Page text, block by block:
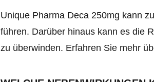
Unique Pharma Deca 250mg kann
führen. Darüber hinaus kann es die
zu überwinden. Erfahren Sie mehr